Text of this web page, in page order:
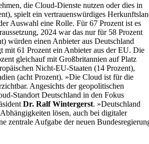
die Cloud-Dienste nutzen oder dies in
spielt ein vertrauenswürdiges
Auswahl eine Rolle. Für 67 Prozent ist es
2024 war das nur für 58 Prozent
würden einen Anbieter aus Deutschland
mit 61 Prozent ein Anbieter aus der EU. Die
gleichauf mit Großbritannien auf Platz
Nicht-EU-Staaten (14 Prozent),
(acht Prozent). »Die Cloud ist für die
Angesichts der geopolitischen
Standort Deutschland in den Fokus
Dr. Ralf Wintergerst. »Deutschland
lösen, auch bei digitaler
zentrale Aufgabe der neuen